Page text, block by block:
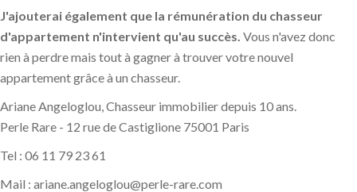
J'ajouterai également que la rémunération du chasseur
d'appartement n'intervient qu'au succès. Vous n'avez donc
rien à perdre mais tout à gagner à trouver votre nouvel
appartement grâce à un chasseur.
Ariane Angeloglou, Chasseur immobilier depuis 10 ans.
Perle Rare - 12 rue de Castiglione 75001 Paris
Tel : 06 11 79 23 61
Mail : ariane.angeloglou@perle-rare.com